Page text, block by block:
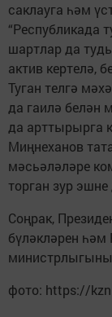
саклауга һәм
“Республикада
шартлар да
актив кертелә,
Туган телгә
да гаилә белән
да арттырырга
Миңнеханов
мәсьәләләре
торган зур эшне
Соңрак,
бүләкләрен
фото: https://